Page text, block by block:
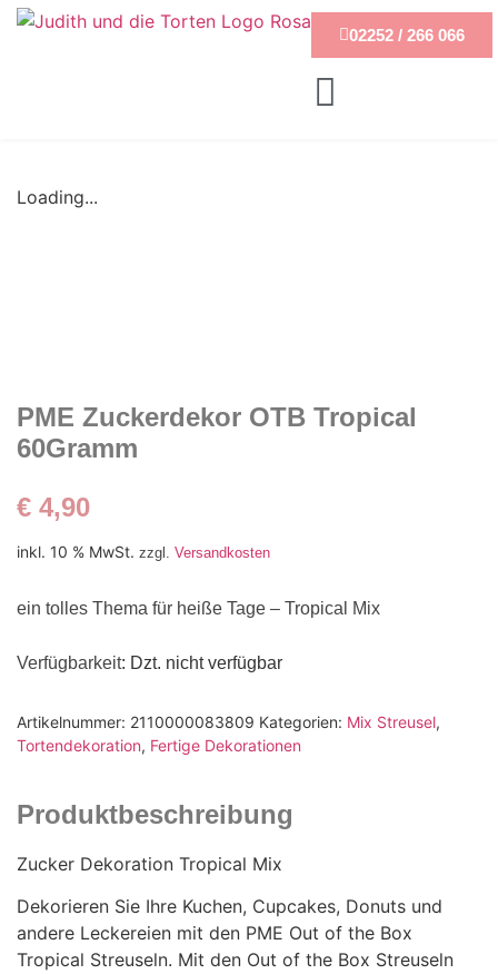
02252 / 266 066
Loading...
PME Zuckerdekor OTB Tropical
60Gramm
€ 4,90
inkl. 10 % MwSt. zzgl. Versandkosten
ein tolles Thema für heiße Tage – Tropical Mix
Verfügbarkeit: Dzt. nicht verfügbar
Artikelnummer: 2110000083809 Kategorien: Mix Streusel,
Tortendekoration, Fertige Dekorationen
Produktbeschreibung
Zucker Dekoration Tropical Mix
Dekorieren Sie Ihre Kuchen, Cupcakes, Donuts und
andere Leckereien mit den PME Out of the Box
Tropical Streuseln. Mit den Out of the Box Streuseln